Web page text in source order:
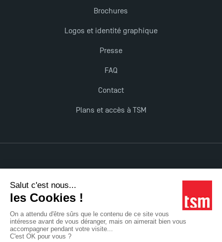
Brochures
Logos et identité graphique
Presse
FAQ
Contact
Plans et accès à TSM
Accessibilité : non conforme